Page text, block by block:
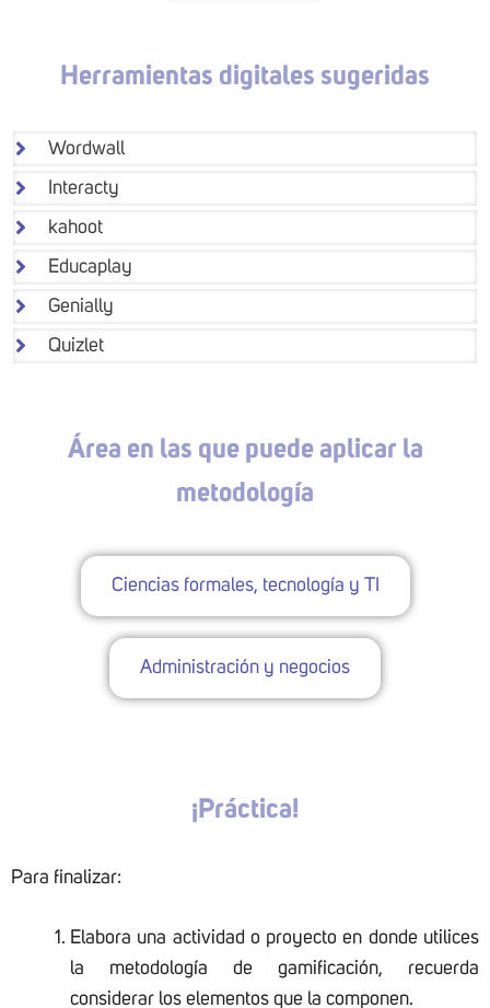
Herramientas digitales sugeridas
Wordwall
Interacty
kahoot
Educaplay
Genially
Quizlet
Área en las que puede aplicar la
metodología
Ciencias formales, tecnología y TI
Administración y negocios
¡Práctica!
Para finalizar:
Elabora una actividad o proyecto en donde utilices
la metodología de gamificación, recuerda
considerar los elementos que la componen.